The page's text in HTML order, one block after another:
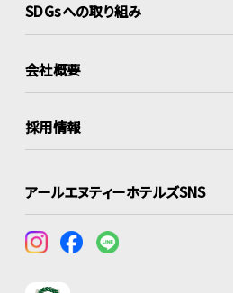
SDGsへの取り組み
会社概要
採用情報
アールエヌティーホテルズSNS